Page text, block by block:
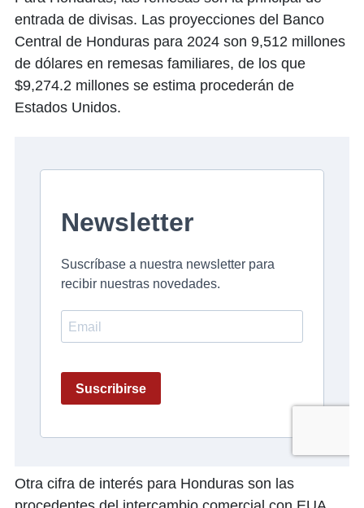
entrada de divisas. Las proyecciones del Banco
Central de Honduras para 2024 son 9,512 millones
de dólares en remesas familiares, de los que
$9,274.2 millones se estima procederán de
Estados Unidos.
Otra cifra de interés para Honduras son las